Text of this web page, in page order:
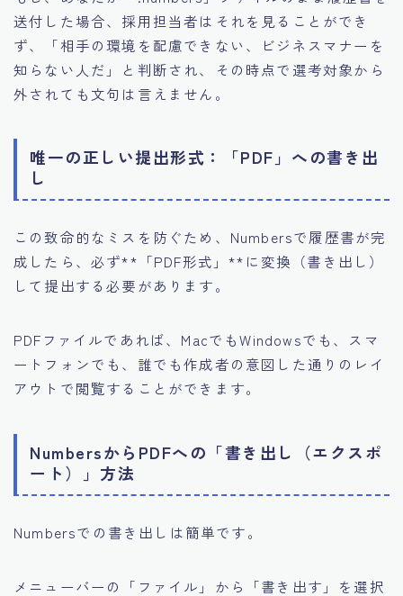
送付した場合、採用担当者はそれを見ることができ
ず、「相手の環境を配慮できない、ビジネスマナーを
知らない人だ」と判断され、その時点で選考対象から
外されても文句は言えません。
唯一の正しい提出形式：「PDF」への書き出
し
この致命的なミスを防ぐため、Numbersで履歴書が完
成したら、必ず**「PDF形式」**に変換（書き出し）
して提出する必要があります。
PDFファイルであれば、MacでもWindowsでも、スマ
ートフォンでも、誰でも作成者の意図した通りのレイ
アウトで閲覧することができます。
NumbersからPDFへの「書き出し（エクスポ
ート）」方法
Numbersでの書き出しは簡単です。
メニューバーの「ファイル」から「書き出す」を選択